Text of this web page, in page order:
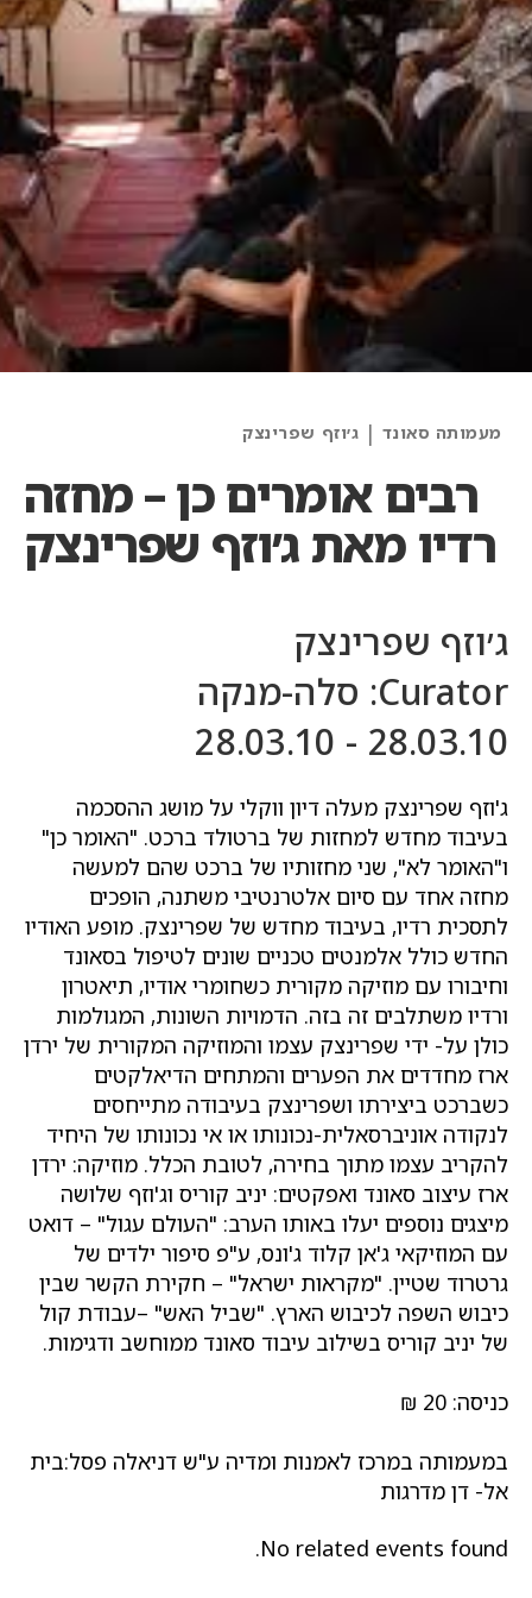
Categories
Artists
מעמותה סאונד | ג׳וזף שפרינצק
רבים אומרים כן – מחזה
רדיו מאת ג׳וזף שפרינצק
ג׳וזף שפרינצק
Curator: סלה-מנקה
28.03.10 - 28.03.10
ג'וזף שפרינצק מעלה דיון ווקלי על מושג ההסכמה
בעיבוד מחדש למחזות של ברטולד ברכט. "האומר כן"
ו"האומר לא", שני מחזותיו של ברכט שהם למעשה
מחזה אחד עם סיום אלטרנטיבי משתנה, הופכים
לתסכית רדיו, בעיבוד מחדש של שפרינצק. מופע האודיו
החדש כולל אלמנטים טכניים שונים לטיפול בסאונד
וחיבורו עם מוזיקה מקורית כשחומרי אודיו, תיאטרון
ורדיו משתלבים זה בזה. הדמויות השונות, המגולמות
כולן על- ידי שפרינצק עצמו והמוזיקה המקורית של ירדן
ארז מחדדים את הפערים והמתחים הדיאלקטים
כשברכט ביצירתו ושפרינצק בעיבודה מתייחסים
לנקודה אוניברסאלית-נכונותו או אי נכונותו של היחיד
להקריב עצמו מתוך בחירה, לטובת הכלל. מוזיקה: ירדן
ארז עיצוב סאונד ואפקטים: יניב קוריס וג'וזף שלושה
מיצגים נוספים יעלו באותו הערב: "העולם עגול" – דואט
עם המוזיקאי ג'אן קלוד ג'ונס, ע"פ סיפור ילדים של
גרטרוד שטיין. "מקראות ישראל" – חקירת הקשר שבין
כיבוש השפה לכיבוש הארץ. "שביל האש" –עבודת קול
של יניב קוריס בשילוב עיבוד סאונד ממוחשב ודגימות.
כניסה: 20 ₪
במעמותה במרכז לאמנות ומדיה ע"ש דניאלה פסל:בית
אל- דן מדרגות
No related events found.